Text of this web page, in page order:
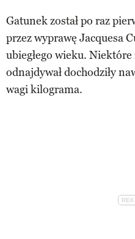
Gatunek został po raz
przez wyprawę Jacquesa
ubiegłego wieku.
odnajdywał dochodziły
wagi kilograma.